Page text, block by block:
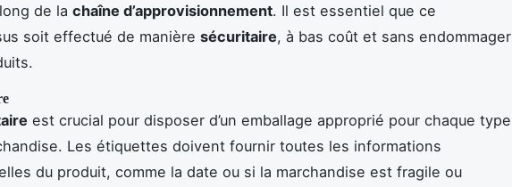
de la chaîne d’approvisionnement. Il est essentiel que ce
soit effectué de manière sécuritaire, à bas coût et sans endommager
est crucial pour disposer d’un emballage approprié pour chaque type
Les étiquettes doivent fournir toutes les informations
du produit, comme la date ou si la marchandise est fragile ou